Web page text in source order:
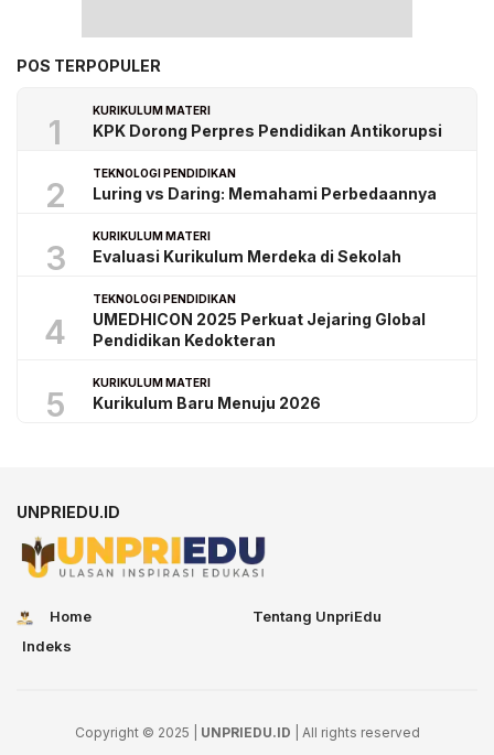
POS TERPOPULER
1
KURIKULUM MATERI
KPK Dorong Perpres Pendidikan Antikorupsi
2
TEKNOLOGI PENDIDIKAN
Luring vs Daring: Memahami Perbedaannya
3
KURIKULUM MATERI
Evaluasi Kurikulum Merdeka di Sekolah
4
TEKNOLOGI PENDIDIKAN
UMEDHICON 2025 Perkuat Jejaring Global
Pendidikan Kedokteran
5
KURIKULUM MATERI
Kurikulum Baru Menuju 2026
UNPRIEDU.ID
Home
Tentang UnpriEdu
Indeks
Copyright © 2025 | UNPRIEDU.ID | All rights reserved